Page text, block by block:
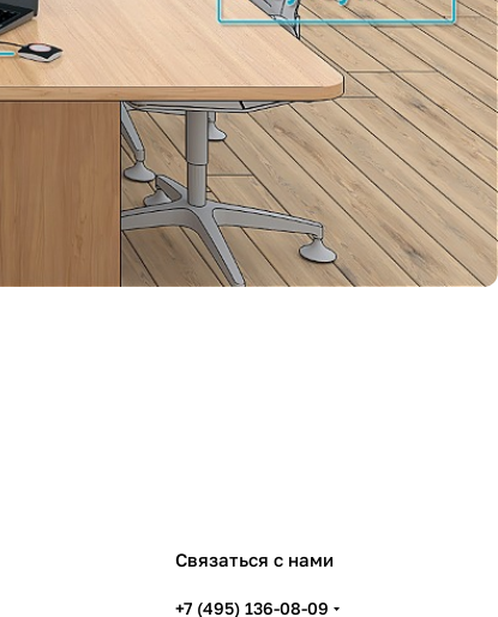
Связаться с нами
+7 (495) 136-08-09